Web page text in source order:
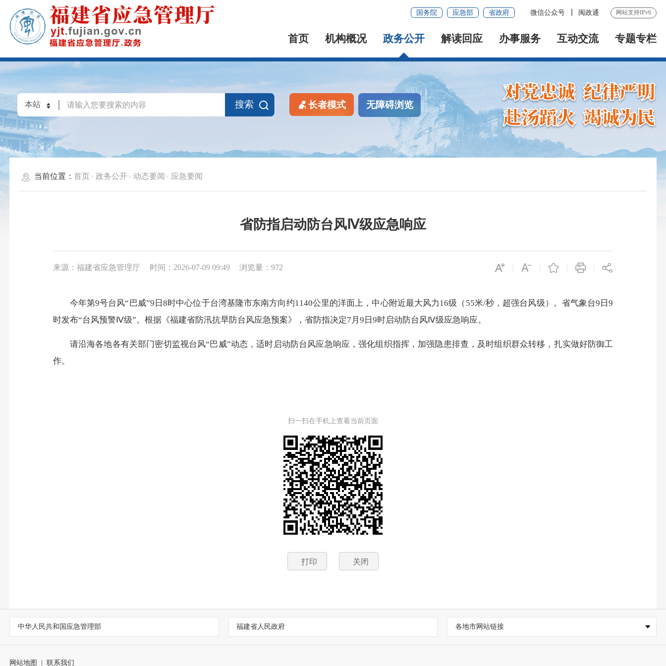
国务院 应急部 省政府 微信公众号 闽政通 网站支持IPv6
首页 机构概况 政务公开 解读回应 办事服务 互动交流 专题专栏
搜索 长者模式 无障碍浏览
当前位置：首页 政务公开 动态要闻 应急要闻
省防指启动防台风Ⅳ级应急响应
来源：福建省应急管理厅 时间：2026-07-09 09:49 浏览量：972
今年第9号台风“巴威”9日8时中心位于台湾基隆市东南方向约1140公里的洋面上，中心附近最大风力16级（55米/秒，超强台风级）。省气象台9日9
时发布“台风预警Ⅳ级”。根据《福建省防汛抗旱防台风应急预案》，省防指决定7月9日9时启动防台风Ⅳ级应急响应。
请沿海各地各有关部门密切监视台风“巴威”动态，适时启动防台风应急响应，强化组织指挥，加强隐患排查，及时组织群众转移，扎实做好防御工
作。
扫一扫在手机上查看当前页面
打印 关闭
中华人民共和国应急管理部 福建省人民政府 各地市网站链接
网站地图 联系我们